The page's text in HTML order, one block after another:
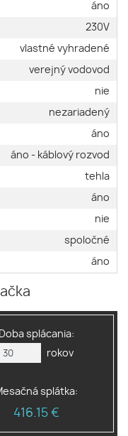
áno
230V
vlastné vyhradené
verejný vodovod
nie
nezariadený
áno
áno - káblový rozvod
tehla
áno
nie
spoločné
áno
Doba splácania:
rokov
splátka:
416.15 €